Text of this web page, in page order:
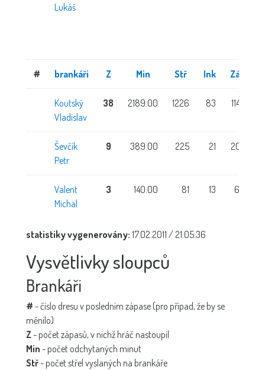
Lukáš
# brankáři Z Min Stř Ink Zás
Koutský
Vladislav
38 2189:00 1226 83 1143
Ševčík
Petr
9 389:00 225 21 204
Valent
Michal
3 140:00 81 13 68
statistiky vygenerovány: 17.02.2011 / 21:05:36
Vysvětlivky sloupců
Brankáři
# - číslo dresu v posledním zápase (pro případ, že by se
měnilo)
Z- počet zápasů, v nichž hráč nastoupil
Min - počet odchytaných minut
Stř- počet střel vyslaných na brankáře